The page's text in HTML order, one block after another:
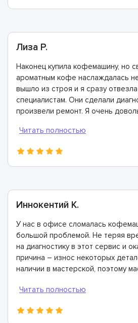
Лиза Р.
Наконец купила кофемашину, но
ароматным кофе наслаждалась
вышло из строя и я сразу
специалистам. Они сделали
произвели ремонт. Я очень
Иннокентий К.
У нас в офисе сломалась
большой проблемой. Не теряя
на диагностику в этот сервис и
причина – износ некоторых
наличии в мастерской, поэтому